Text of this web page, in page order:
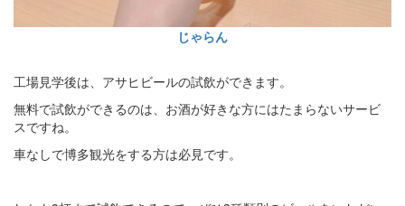
じゃらん
工場見学後は、アサヒビールの試飲ができます。
無料で試飲ができるのは、お酒が好きな方にはたまらないサービ
スですね。
車なしで博多観光をする方は必見です。